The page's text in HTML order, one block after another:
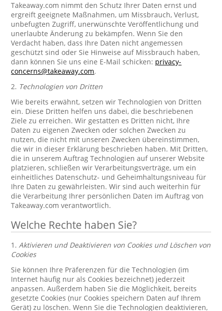
Takeaway.com nimmt den Schutz Ihrer Daten ernst und
ergreift geeignete Maßnahmen, um Missbrauch, Verlust,
unbefugten Zugriff, unerwünschte Veröffentlichung und
unerlaubte Änderung zu bekämpfen. Wenn Sie den
Verdacht haben, dass Ihre Daten nicht angemessen
geschützt sind oder Sie Hinweise auf Missbrauch haben,
dann können Sie uns eine E-Mail schicken: privacy-
concerns@takeaway.com.
2. Technologien von Dritten
Wie bereits erwähnt, setzen wir Technologien von Dritten
ein. Diese Dritten helfen uns dabei, die beschriebenen
Ziele zu erreichen. Wir gestatten es Dritten nicht, Ihre
Daten zu eigenen Zwecken oder solchen Zwecken zu
nutzen, die nicht mit unseren Zwecken übereinstimmen,
die wir in dieser Erklärung beschrieben haben. Mit Dritten,
die in unserem Auftrag Technologien auf unserer Website
platzieren, schließen wir Verarbeitungsverträge, um ein
einheitliches Datenschutz- und Geheimhaltungsniveau für
Ihre Daten zu gewährleisten. Wir sind auch weiterhin für
die Verarbeitung Ihrer persönlichen Daten im Auftrag von
Takeaway.com verantwortlich.
Welche Rechte haben Sie?
1.Aktivieren und Deaktivieren von Cookies und Löschen von
Cookies
Sie können Ihre Präferenzen für die Technologien (im
Internet häufig nur als Cookies bezeichnet) jederzeit
anpassen. Außerdem haben Sie die Möglichkeit, bereits
gesetzte Cookies (nur Cookies speichern Daten auf Ihrem
Gerät) zu löschen. Wenn Sie die Technologien deaktivieren,